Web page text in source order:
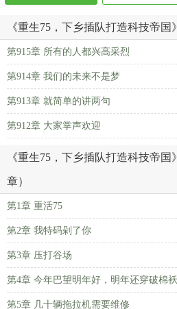
《重生75，下乡插队打造科技帝国
第915章 所有的人都兴高采烈
第914章 我们的未来不是梦
第913章 就简单的讲两句
第912章 大家掌声欢迎
《重生75，下乡插队打造科技帝
章）
第1章 重活75
第2章 我特码剁了你
第3章 压打谷场
第4章 今年巴望明年好，明年还穿破棉袄
第5章 几十辆拖拉机需要维修